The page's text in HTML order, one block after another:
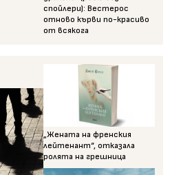
спойлери): Вестерос
отново кърви по-красиво
от всякога
„Жената на френския
лейтенант“, отказала
ролята на грешница